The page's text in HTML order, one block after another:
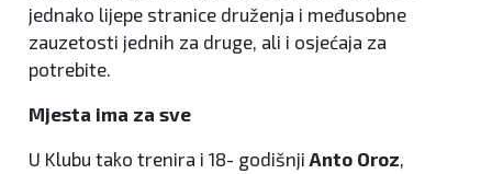
jednako lijepe stranice druženja i međusobne
zauzetosti jednih za druge, ali i osjećaja za
potrebite.
Mjesta ima za sve
U Klubu tako trenira i 18- godišnji Anto Oroz,